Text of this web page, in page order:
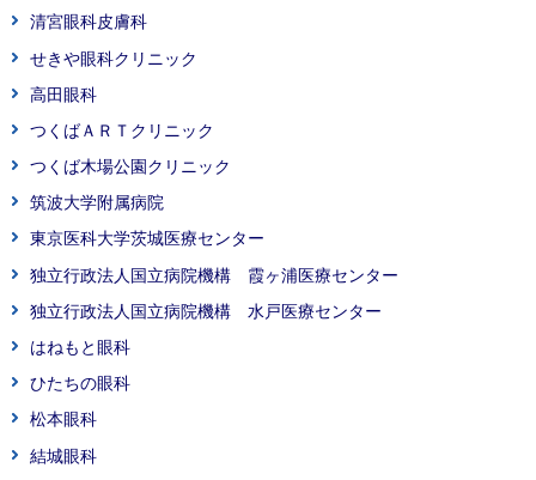
清宮眼科皮膚科
せきや眼科クリニック
高田眼科
つくばＡＲＴクリニック
つくば木場公園クリニック
筑波大学附属病院
東京医科大学茨城医療センター
独立行政法人国立病院機構 霞ヶ浦医療センター
独立行政法人国立病院機構 水戸医療センター
はねもと眼科
ひたちの眼科
松本眼科
結城眼科